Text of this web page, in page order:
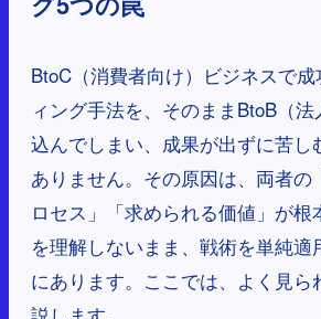
BtoC（消費者向け）ビジネスで
ィング手法を、そのままBtoB（
込んでしまい、成果が出ずに苦し
ありません。その原因は、両者の
ロセス」「求められる価値」が根
を理解しないまま、戦術を単純適
にあります。ここでは、よく見ら